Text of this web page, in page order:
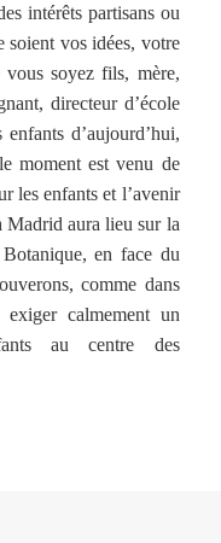
intérêts partisans ou
soient vos idées, votre
soyez fils, mère,
directeur d’école
d’aujourd’hui,
moment est venu de
les enfants et l’avenir
Madrid aura lieu sur la
en face du
comme dans
calmement un
au centre des